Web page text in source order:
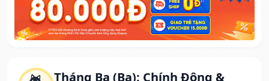
Tháng Ba (Ba): Chính Đông &